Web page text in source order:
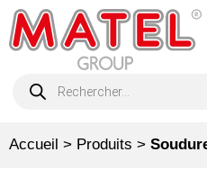
Accueil > Produits >